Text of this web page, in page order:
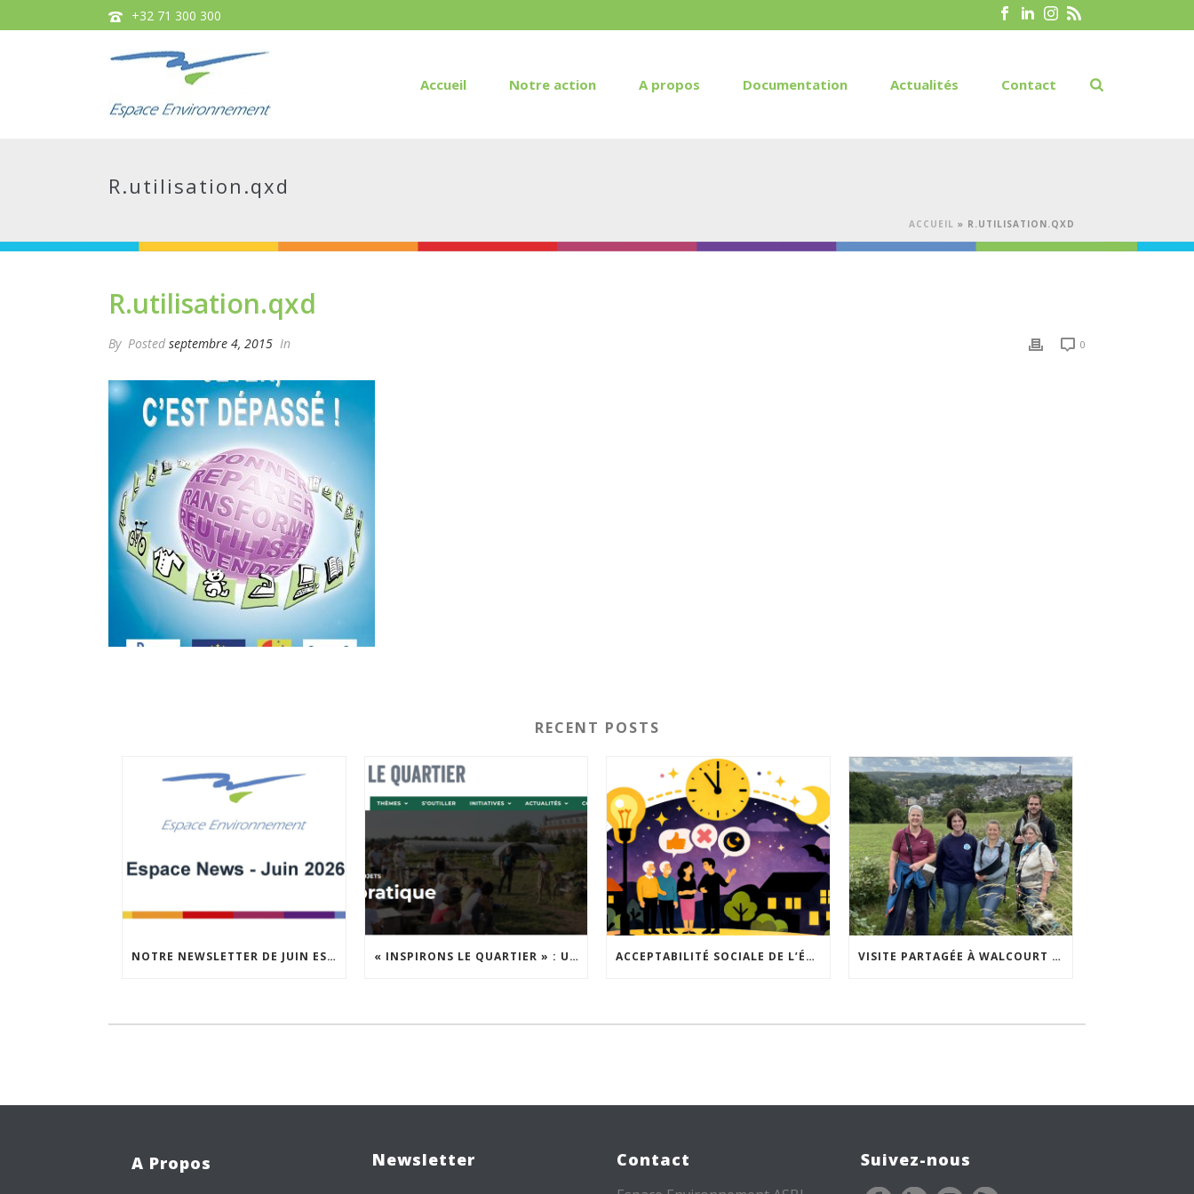
+32 71 300 300
Accueil Notre action A propos Documentation Actualités Contact
R.utilisation.qxd
ACCUEIL » R.UTILISATION.QXD
R.utilisation.qxd
By Posted septembre 4, 2015 In 0
RECENT POSTS
NOTRE NEWSLETTER DE JUIN EST EN LIGNE ! « INSPIRONS LE QUARTIER » : UN NOUVEL APPEL À PROJETS EST LANCÉ ! ACCEPTABILITÉ SOCIALE DE L’ÉCLAIRAGE NOCTURNE : LE REPLAY EST DISPONIBLE VISITE PARTAGÉE À WALCOURT : UNE DÉMARCHE PARTICIPATIVE ANIMÉE PAR ESPACE ENVIRONNEMENT
A Propos Newsletter Contact Suivez-nous